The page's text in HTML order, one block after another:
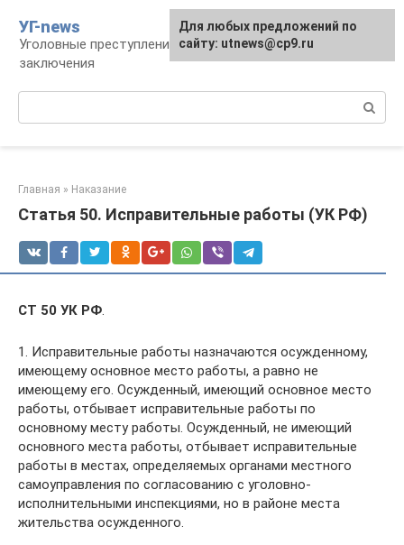
контенту
УГ-news
Уголовные преступления, наказания, места
заключения
Главная » Наказание
Статья 50. Исправительные работы (УК РФ)
СТ 50 УК РФ.
1. Исправительные работы назначаются осужденному,
имеющему основное место работы, а равно не
имеющему его. Осужденный, имеющий основное место
работы, отбывает исправительные работы по
основному месту работы. Осужденный, не имеющий
основного места работы, отбывает исправительные
работы в местах, определяемых органами местного
самоуправления по согласованию с уголовно-
исполнительными инспекциями, но в районе места
жительства осужденного.
Для любых предложений по
сайту: utnews@cp9.ru